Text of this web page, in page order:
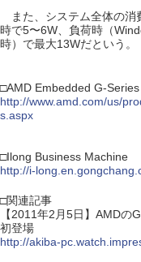
また、システム全体の消
時で5〜6W、負荷時（
時）で最大13Wだという。
□AMD Embedded G-
http://www.amd.com/us/
s.aspx
□Ilong Business Machine
http://i-
□関連記事
【2011年2月5日】AMDの
初登場
http://akiba-